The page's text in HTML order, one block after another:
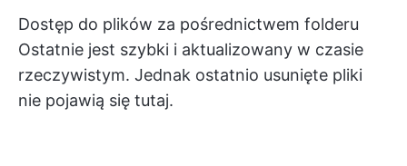
Dostęp do plików za pośrednictwem folderu
Ostatnie jest szybki i aktualizowany w czasie
rzeczywistym. Jednak ostatnio usunięte pliki
nie pojawią się tutaj.